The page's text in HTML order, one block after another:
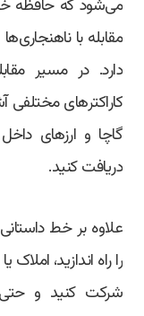
می‌شود که حافظه
دارد. در مسیر
کاراکترهای مختلفی
گاچا و ارزهای
دریافت کنید.
را راه اندازید،
شرکت کنید و حتی